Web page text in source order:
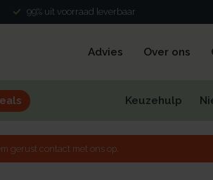
99% uit voorraad leverbaar
Advies Over ons
Keuzehulp
gerust contact met ons op.